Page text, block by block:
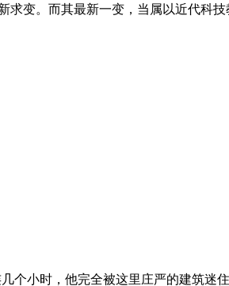
求变。而其最新一变，当属以近代
个小时，他完全被这里庄严的建筑